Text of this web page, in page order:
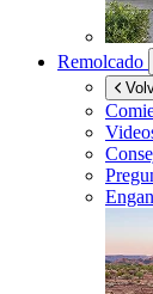
Remolcado